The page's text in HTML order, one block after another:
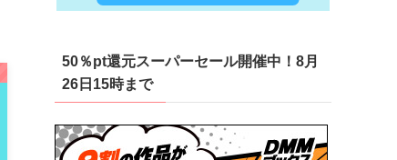
50％pt還元スーパーセール開催中！8月
26日15時まで